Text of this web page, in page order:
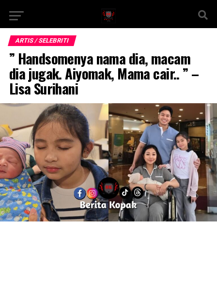
ARTIS / SELEBRITI
” Handsomenya nama dia, macam
dia jugak. Aiyomak, Mama cair.. ” –
Lisa Surihani